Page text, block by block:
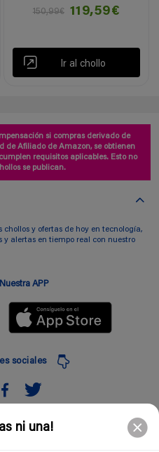
ni una!
150,99€
119,59€
Ir al chollo
si compras derivado de
de Afiliado de Amazon, se obtienen
requisitos aplicables. Esto no
se publican.
y ofertas de hoy en tecnología,
y alertas en tiempo real con nuestro
APP
sociales
Suscribir